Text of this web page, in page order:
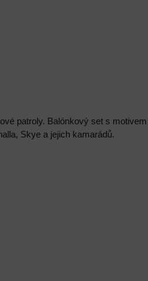
patroly. Balónkový set s
Skye a jejich kamarádů.